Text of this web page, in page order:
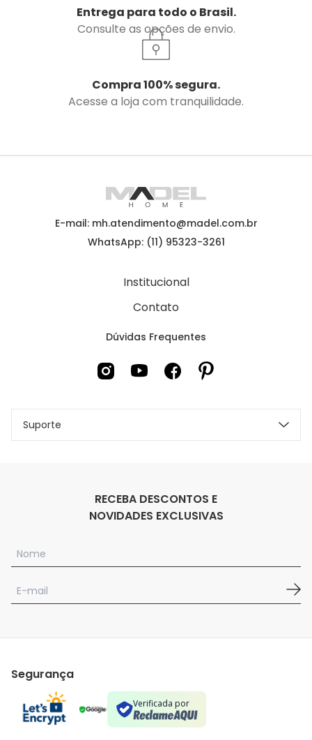
Entrega para todo o Brasil.
Consulte as opções de envio.
Compra 100% segura.
Acesse a loja com tranquilidade.
E-mail: mh.atendimento@madel.com.br
WhatsApp: (11) 95323-3261
Institucional
Contato
Dúvidas Frequentes
Suporte
RECEBA DESCONTOS E
NOVIDADES EXCLUSIVAS
Segurança
Verificada por